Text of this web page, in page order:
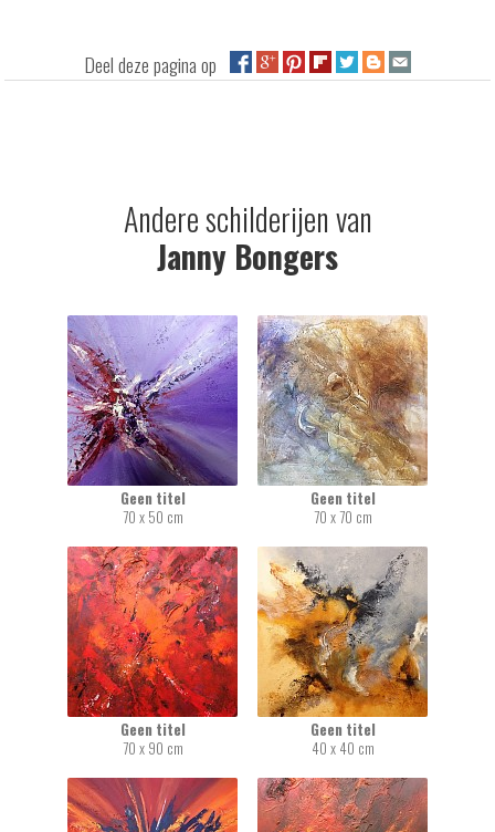
Deel deze pagina op
Andere schilderijen van
Janny Bongers
Geen titel
70 x 50 cm
Geen titel
70 x 70 cm
Geen titel
70 x 90 cm
Geen titel
40 x 40 cm